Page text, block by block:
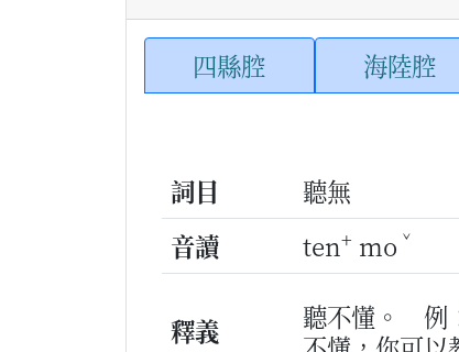
四縣腔 海陸腔
詞目
聽無
音讀
ten+ mo ˇ
釋義 聽不懂。 例